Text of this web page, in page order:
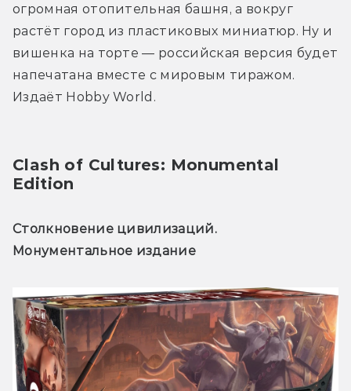
огромная отопительная башня, а вокруг
растёт город из пластиковых миниатюр. Ну и
вишенка на торте — российская версия будет
напечатана вместе с мировым тиражом.
Издаёт Hobby World.
Clash of Cultures: Monumental
Edition
Столкновение цивилизаций.
Монументальное издание